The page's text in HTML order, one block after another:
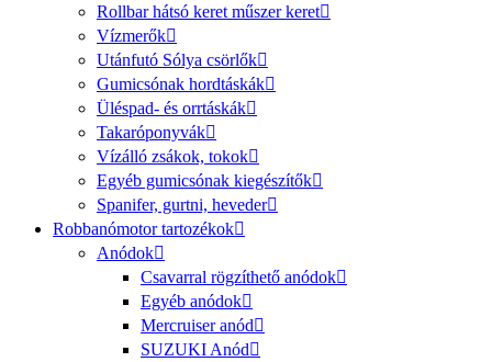
Rollbar hátsó keret műszer keret
Vízmerők
Utánfutó Sólya csörlők
Gumicsónak hordtáskák
Üléspad- és orrtáskák
Takaróponyvák
Vízálló zsákok, tokok
Egyéb gumicsónak kiegészítők
Spanifer, gurtni, heveder
Robbanómotor tartozékok
Anódok
Csavarral rögzíthető anódok
Egyéb anódok
Mercruiser anód
SUZUKI Anód